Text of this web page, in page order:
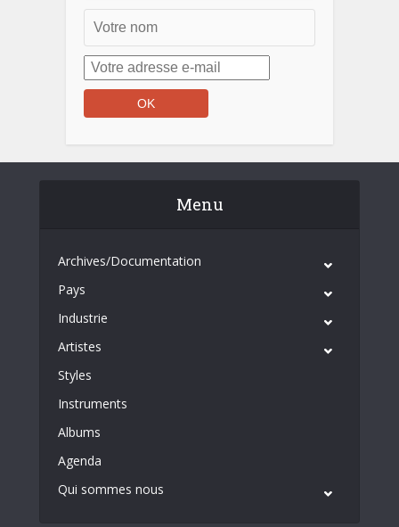
Menu
Archives/Documentation
Pays
Industrie
Artistes
Styles
Instruments
Albums
Agenda
Qui sommes nous